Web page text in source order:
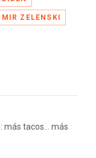
ZELENSKI
más tacos... más